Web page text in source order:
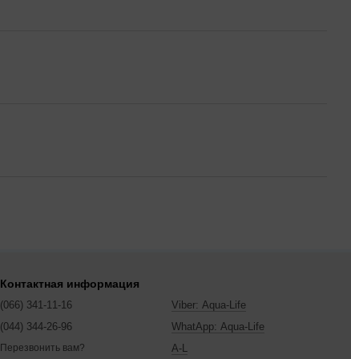
Контактная информация
(066) 341-11-16
(044) 344-26-96
Перезвонить вам?
Viber: Aqua-Life
WhatApp: Aqua-Life
A-L